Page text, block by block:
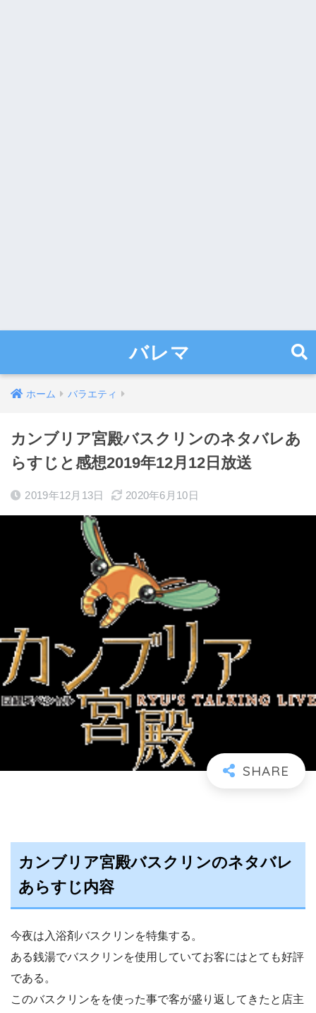
バレマ
ホーム バラエティ
カンブリア宮殿バスクリンのネタバレあ
らすじと感想2019年12月12日放送
2019年12月13日 2020年6月10日
カンブリア宮殿バスクリンのネタバレ
あらすじ内容
今夜は入浴剤バスクリンを特集する。
ある銭湯でバスクリンを使用していてお客にはとても好評
である。
このバスクリンをを使った事で客が盛り返してきたと店主